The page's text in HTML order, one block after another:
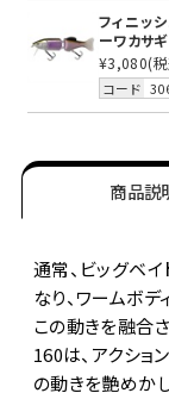
フィニッ
ーワカサギ
¥3,080(
コード
商品説
通常、ビッグベ
なり、ワームボ
この動きを融合
160は、アクショ
の動きを艶めか